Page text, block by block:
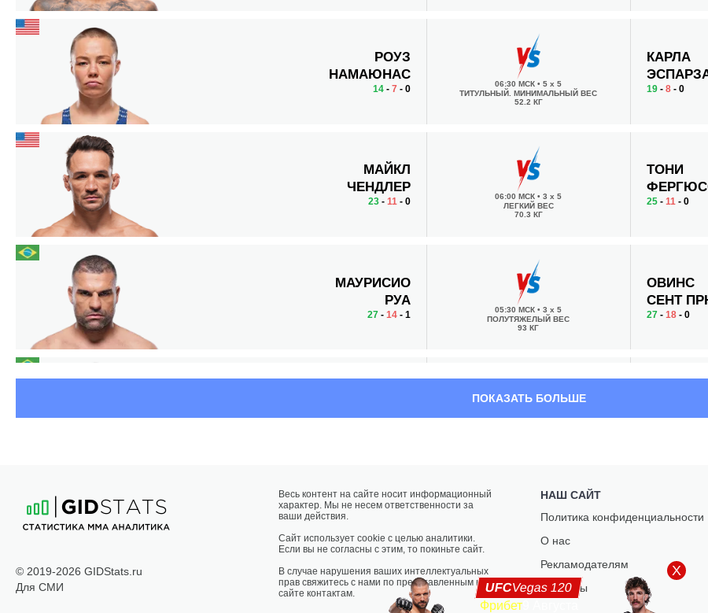
РОУЗ
НАМАЮНАС
14- 7 - 0 06:30 МСК• 5 x 5
ТИТУЛЬНЫЙ. МИНИМАЛЬНЫЙ ВЕС
52.2 КГ
КАРЛА
19 -8 - 0
МАЙКЛ
ЧЕНДЛЕР
23- 11- 0 06:00 МСК• 3 x 5
ЛЕГКИЙ ВЕС
70.3 КГ
ТОНИ
25 -11 - 0
МАУРИСИО
РУА
27- 14- 1 05:30 МСК• 3 x 5
ПОЛУТЯЖЕЛЫЙ ВЕС
93 КГ
ОВИНС
СЕНТ
27 -18 - 0
МЭЙСИ
10-6- 0
3 x 5
ПОЛУЛЕГКИЙ ВЕС
ДЮМОНТ
БРЕНДОН МЭТТ
ПОКАЗАТЬ БОЛЬШЕ
© 2019-2026 GIDStats.ru
Для СМИ
Весь контент на сайте носит информационный
характер. Мы не несем ответственности за
ваши действия.
Сайт использует cookie с целью аналитики.
Если вы не согласны с этим, то покиньте сайт.
В случае нарушения ваших интеллектуальных
прав свяжитесь с нами по представленным на
сайте контактам.
НАШ САЙТ
Политика конфиденциальности
О нас
Рекламодателям
Контакты
UFCVegas 120
9 Августа
Фрибет
X